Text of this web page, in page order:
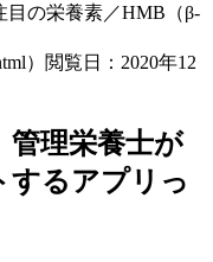
目の栄養素／HMB（β‐
）閲覧日：2020年12
管理栄養士が
するアプリっ